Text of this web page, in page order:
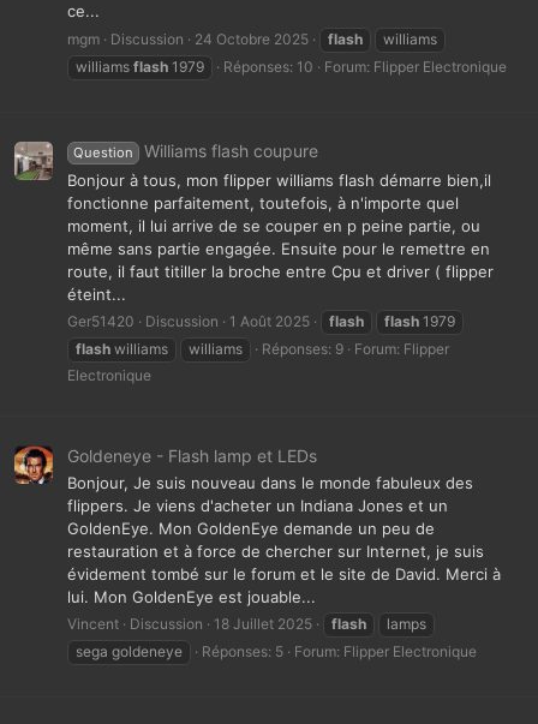
ce...
mgm Discussion 24 Octobre 2025 flash
williams
williams flash 1979 Réponses: 10 Forum: Flipper Electronique
Question Williams flash coupure
Bonjour à tous, mon flipper williams flash démarre bien,il
fonctionne parfaitement, toutefois, à n'importe quel
moment, il lui arrive de se couper en p peine partie, ou
même sans partie engagée. Ensuite pour le remettre en
route, il faut titiller la broche entre Cpu et driver ( flipper
éteint...
Ger51420 Discussion 1 Août 2025 flash flash 1979
flash williams williams Réponses: 9 Forum: Flipper
Electronique
Goldeneye - Flash lamp et LEDs
Bonjour, Je suis nouveau dans le monde fabuleux des
flippers. Je viens d'acheter un Indiana Jones et un
GoldenEye. Mon GoldenEye demande un peu de
restauration et à force de chercher sur Internet, je suis
évidement tombé sur le forum et le site de David. Merci à
lui. Mon GoldenEye est jouable...
Vincent Discussion 18 Juillet 2025 flash
lamps
sega goldeneye
Réponses: 5 Forum: Flipper Electronique